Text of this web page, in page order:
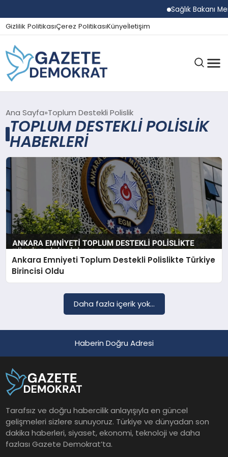
Sağlık Bakanı
Gizlilik PolitikasıÇerez PolitikasıKünyeİletişim
GÜNDEM
EKONOMI
MAGAZIN
SAĞLIK
YAŞAM
Ana Sayfa Toplum Destekli Polislik
TOPLUM DESTEKLI POLISLIK
HABERLERI
Ankara Emniyeti Toplum Destekli Polislikte Türkiye
Birincisi Oldu
Daha fazla içerik yok...
Haberin Doğru Adresi
Tarafsız ve doğru habercilik anlayışıyla en güncel
gelişmeleri sizlere sunuyoruz. Türkiye ve dünyadan son
dakika haberleri, siyaset, ekonomi, teknoloji ve daha
fazlası Gazete Demokrat’ta.